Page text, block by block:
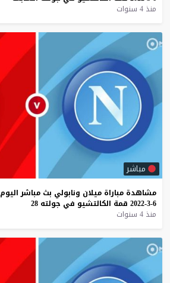
منذ 4 سنوات
مباشر
مشاهدة مباراة ميلان ونابولي بث مباشر اليوم
6-3-2022
قمة الكالتشيو في جولته 28
منذ 4 سنوات